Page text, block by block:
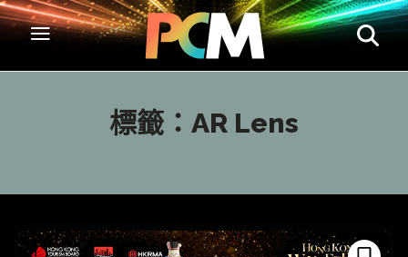
標籤： AR Lens